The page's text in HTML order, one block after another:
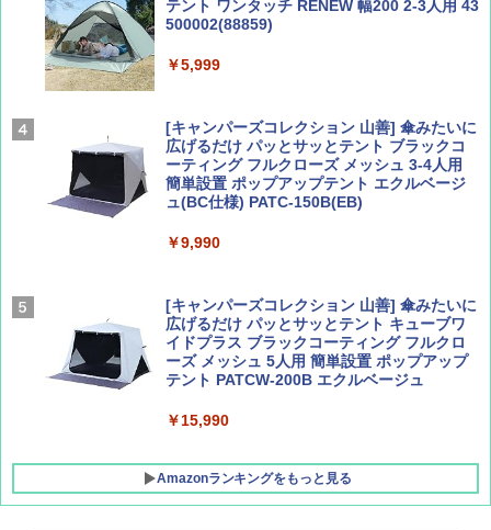
AIRLINE（エアライン）2026年9月号【特
集】ボーイング110周年を祝して！
￥1,760
ァキア 2026～2027 地球の歩き方A ヨーロッ
￥2,277
新しい日本地理 地図・統計・移動から読み
解く (講談社現代新書)
￥1,540
テント ワンタッチ RENEW 幅200 2-3人用 43
500002(88859)
￥5,999
[キャンパーズコレクション 山善] 傘みたいに
広げるだけ パッとサッとテント ブラックコ
ーティング フルクローズ メッシュ 3-4人用
簡単設置 ポップアップテント エクルベージ
ュ(BC仕様) PATC-150B(EB)
￥9,990
[キャンパーズコレクション 山善] 傘みたいに
広げるだけ パッとサッとテント キューブワ
イドプラス ブラックコーティング フルクロ
ーズ メッシュ 5人用 簡単設置 ポップアップ
テント PATCW-200B エクルベージュ
￥15,990
Amazonランキングをもっと見る